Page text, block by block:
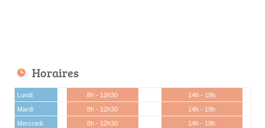
Horaires
Lundi 8h - 12h30
14h - 19h
Mardi
8h - 12h30
14h - 19h
Mercredi
8h - 12h30
14h - 19h